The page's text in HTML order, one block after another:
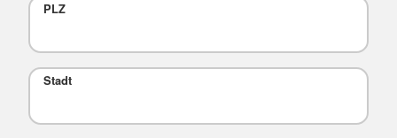
PLZ
Stadt